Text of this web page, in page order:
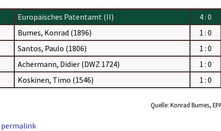
Europäisches Patentamt (II)
4 : 0
Bumes, Konrad (1896)
1 : 0
Santos, Paulo (1806)
1 : 0
Achermann, Didier (DWZ 1724)
1 : 0
Koskinen, Timo (1546) 1 : 0
Quelle: Konrad Bumes,
permalink